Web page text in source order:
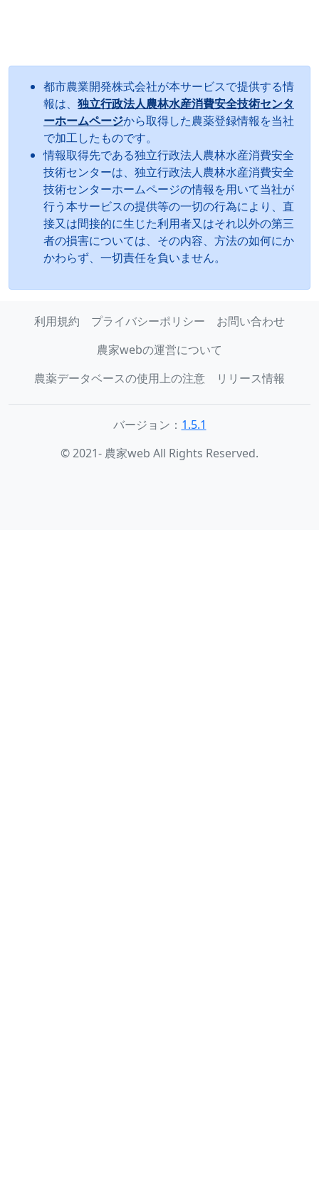
都市農業開発株式会社が本サービスで提供する情
報は、 独立行政法人農林水産消費安全技術センタ
ーホームページから取得した農薬登録情報を当社
で加工したものです。
情報取得先である独立行政法人農林水産消費安全
技術センターは、独立行政法人農林水産消費安全
技術センターホームページの情報を用いて当社が
行う本サービスの提供等の一切の行為により、直
接又は間接的に生じた利用者又はそれ以外の第三
者の損害については、その内容、方法の如何にか
かわらず、一切責任を負いません。
利用規約 プライバシーポリシー
お問い合わせ
農家webの運営について
農薬データベースの使用上の注意
リリース情報
バージョン： 1.5.1
© 2021- 農家web All Rights Reserved.